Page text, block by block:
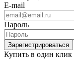
E-mail
Пароль
Купить в один клик